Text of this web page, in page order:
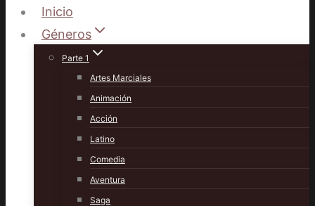
Inicio
Géneros
Parte 1
Artes Marciales
Animación
Acción
Latino
Comedia
Aventura
Saga